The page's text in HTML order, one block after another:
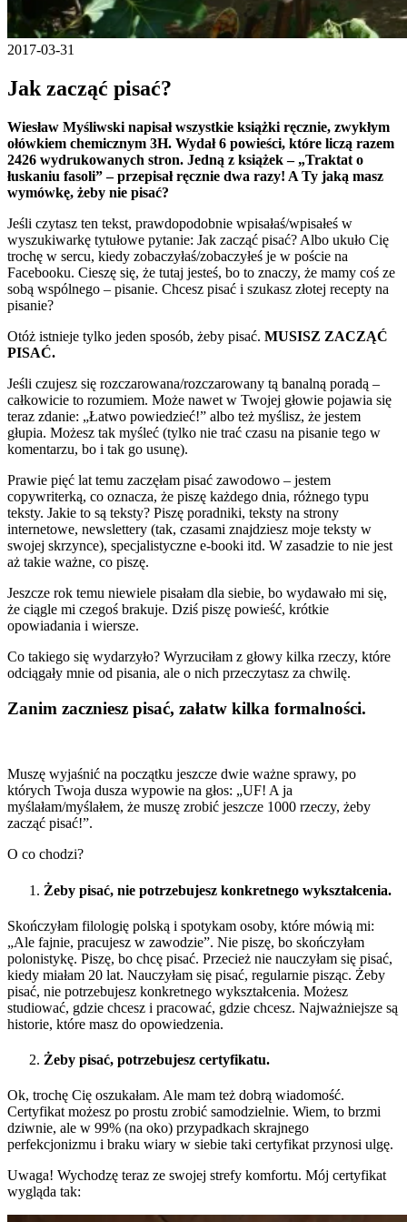
2017-03-31
Jak zacząć pisać?
Wiesław Myśliwski napisał wszystkie książki ręcznie, zwykłym
ołówkiem chemicznym 3H. Wydał 6 powieści, które liczą razem
2426 wydrukowanych stron. Jedną z książek – „Traktat o
łuskaniu fasoli” – przepisał ręcznie dwa razy! A Ty jaką masz
wymówkę, żeby nie pisać?
Jeśli czytasz ten tekst, prawdopodobnie wpisałaś/wpisałeś w
wyszukiwarkę tytułowe pytanie: Jak zacząć pisać? Albo ukuło Cię
trochę w sercu, kiedy zobaczyłaś/zobaczyłeś je w poście na
Facebooku. Cieszę się, że tutaj jesteś, bo to znaczy, że mamy coś ze
sobą wspólnego – pisanie. Chcesz pisać i szukasz złotej recepty na
pisanie?
Otóż istnieje tylko jeden sposób, żeby pisać. MUSISZ ZACZĄĆ
PISAĆ.
Jeśli czujesz się rozczarowana/rozczarowany tą banalną poradą –
całkowicie to rozumiem. Może nawet w Twojej głowie pojawia się
teraz zdanie: „Łatwo powiedzieć!” albo też myślisz, że jestem
głupia. Możesz tak myśleć (tylko nie trać czasu na pisanie tego w
komentarzu, bo i tak go usunę).
Prawie pięć lat temu zaczęłam pisać zawodowo – jestem
copywriterką, co oznacza, że piszę każdego dnia, różnego typu
teksty. Jakie to są teksty? Piszę poradniki, teksty na strony
internetowe, newslettery (tak, czasami znajdziesz moje teksty w
swojej skrzynce), specjalistyczne e-booki itd. W zasadzie to nie jest
aż takie ważne, co piszę.
Jeszcze rok temu niewiele pisałam dla siebie, bo wydawało mi się,
że ciągle mi czegoś brakuje. Dziś piszę powieść, krótkie
opowiadania i wiersze.
Co takiego się wydarzyło? Wyrzuciłam z głowy kilka rzeczy, które
odciągały mnie od pisania, ale o nich przeczytasz za chwilę.
Zanim zaczniesz pisać, załatw kilka formalności.
Muszę wyjaśnić na początku jeszcze dwie ważne sprawy, po
których Twoja dusza wypowie na głos: „UF! A ja
myślałam/myślałem, że muszę zrobić jeszcze 1000 rzeczy, żeby
zacząć pisać!”.
O co chodzi?
Żeby pisać, nie potrzebujesz konkretnego wykształcenia.
Skończyłam filologię polską i spotykam osoby, które mówią mi:
„Ale fajnie, pracujesz w zawodzie”. Nie piszę, bo skończyłam
polonistykę. Piszę, bo chcę pisać. Przecież nie nauczyłam się pisać,
kiedy miałam 20 lat. Nauczyłam się pisać, regularnie pisząc. Żeby
pisać, nie potrzebujesz konkretnego wykształcenia. Możesz
studiować, gdzie chcesz i pracować, gdzie chcesz. Najważniejsze są
historie, które masz do opowiedzenia.
Żeby pisać, potrzebujesz certyfikatu.
Ok, trochę Cię oszukałam. Ale mam też dobrą wiadomość.
Certyfikat możesz po prostu zrobić samodzielnie. Wiem, to brzmi
dziwnie, ale w 99% (na oko) przypadkach skrajnego
perfekcjonizmu i braku wiary w siebie taki certyfikat przynosi ulgę.
Uwaga! Wychodzę teraz ze swojej strefy komfortu. Mój certyfikat
wygląda tak: